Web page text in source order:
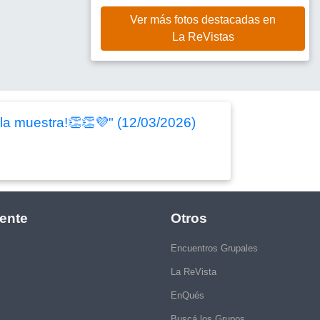
Ver más fotos destacadas en
La ReVistas
muestra!👏👏💜" (12/03/2026)
Otros
Encuentros Grupales
La ReVista
EnQués